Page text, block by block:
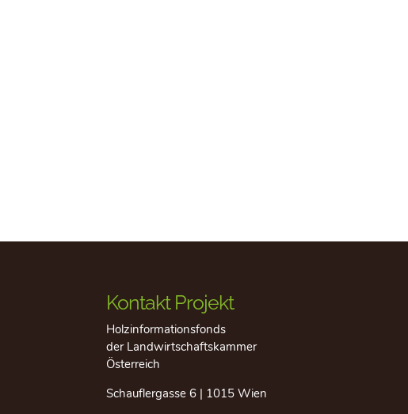
Kontakt Projekt
Holzinformationsfonds
der Landwirtschaftskammer
Österreich
Schauflergasse 6 | 1015 Wien